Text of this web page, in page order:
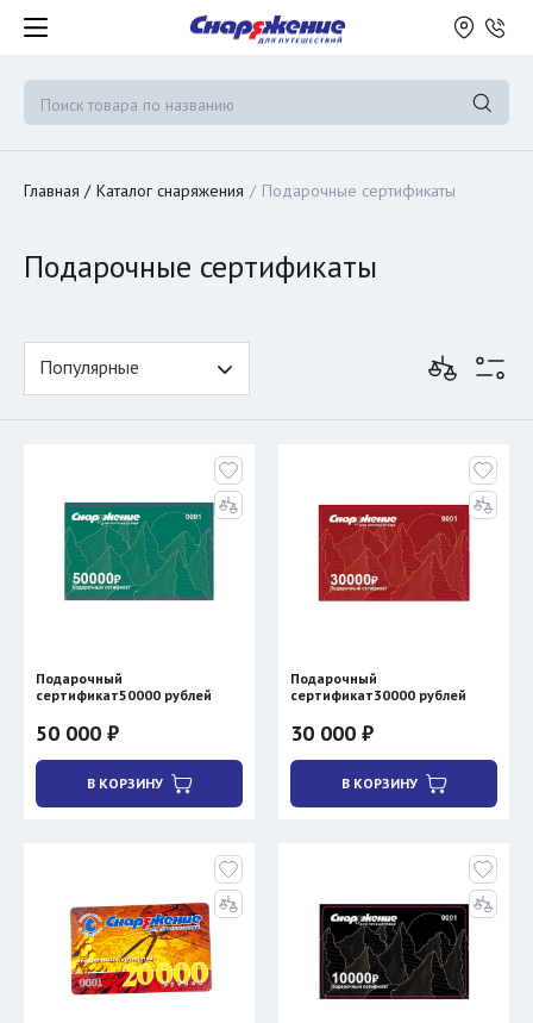
Главная Каталог снаряжения Подарочные сертификаты
Подарочные сертификаты
Популярные
Подарочный
сертификат50000 рублей
50 000 ₽
В КОРЗИНУ
Подарочный
сертификат30000 рублей
30 000 ₽
В КОРЗИНУ